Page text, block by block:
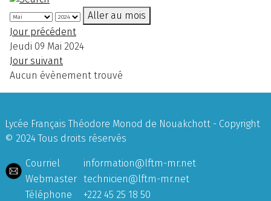
Aller au mois
Jour précédent
Jeudi 09 Mai 2024
Jour suivant
Aucun évènement trouvé
Lycée Français Théodore Monod de Nouakchott - Copyright
© 2024 Tous droits réservés
Courriel
information@lftm-mr.net
Webmaster technicien@lftm-mr.net
Téléphone
+222 45 25 18 50